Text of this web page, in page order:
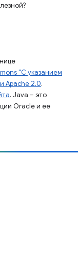
"С указанием
Apache 2.0.
. Java – это
Oracle и ее